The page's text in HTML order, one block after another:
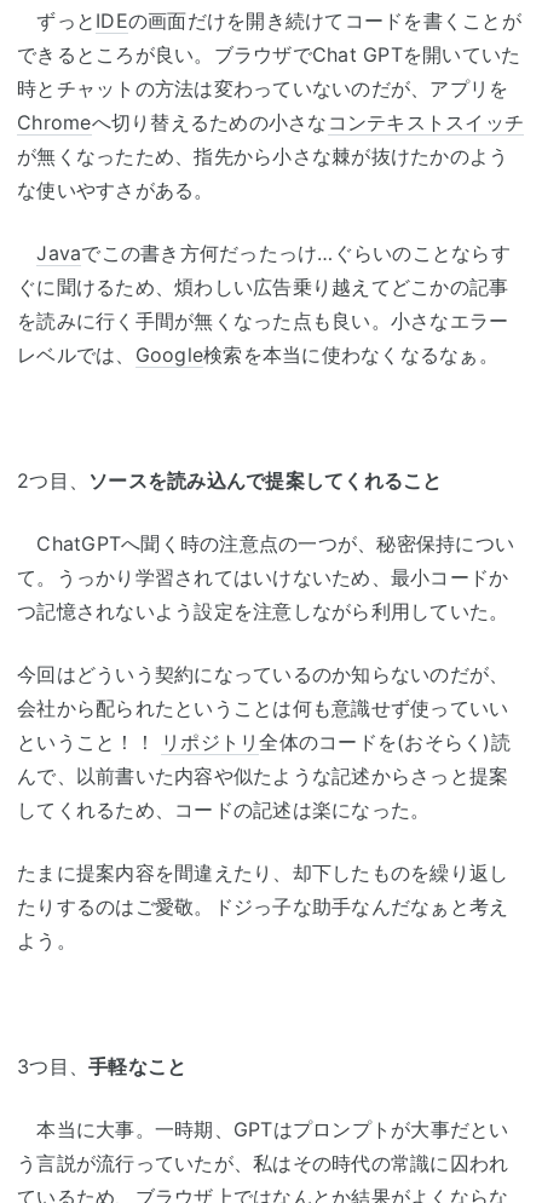
ずっと IDEの画面だけを開き続けてコードを書くことが
できるところが良い。ブラウザでChat GPTを開いていた
時とチャットの方法は変わっていないのだが、アプリを
Chromeへ切り替えるための小さな コンテキストスイッチ
が無くなったため、指先から小さな棘が抜けたかのよう
な使いやすさがある。
Javaでこの書き方何だったっけ…ぐらいのことならす
ぐに聞けるため、煩わしい広告乗り越えてどこかの記事
を読みに行く手間が無くなった点も良い。小さなエラー
レベルでは、 Google検索を本当に使わなくなるなぁ。
2つ目、 ソースを読み込んで提案してくれること
ChatGPTへ聞く時の注意点の一つが、秘密保持につい
て。うっかり学習されてはいけないため、最小コードか
つ記憶されないよう設定を注意しながら利用していた。
今回はどういう契約になっているのか知らないのだが、
会社から配られたということは何も意識せず使っていい
ということ！！
リポジトリ全体のコードを(おそらく)読
んで、以前書いた内容や似たような記述からさっと提案
してくれるため、コードの記述は楽になった。
たまに提案内容を間違えたり、却下したものを繰り返し
たりするのはご愛敬。ドジっ子な助手なんだなぁと考え
よう。
3つ目、 手軽なこと
本当に大事。一時期、GPTはプロンプトが大事だとい
う言説が流行っていたが、私はその時代の常識に囚われ
ているため、ブラウザ上ではなんとか結果がよくならな